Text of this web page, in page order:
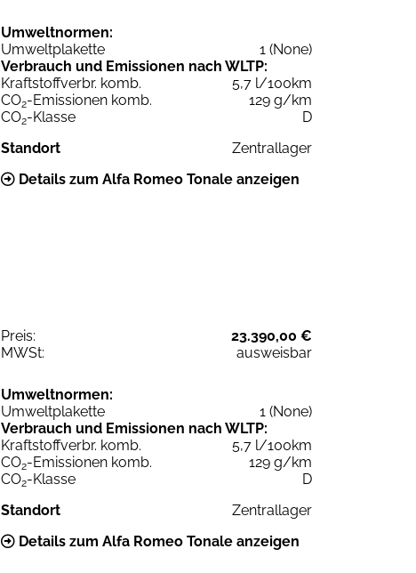
Umweltnormen:
Umweltplakette
1 (None)
Verbrauch und Emissionen nach WLTP:
Kraftstoffverbr. komb.
5,7 l/100km
CO2-Emissionen komb.
129 g/km
CO2-Klasse
D
Standort
Zentrallager
Details zum Alfa Romeo Tonale anzeigen
Preis:
23.390,00 €
MWSt:
ausweisbar
Umweltnormen:
Umweltplakette
1 (None)
Verbrauch und Emissionen nach WLTP:
Kraftstoffverbr. komb.
5,7 l/100km
CO2-Emissionen komb.
129 g/km
CO2-Klasse
D
Standort
Zentrallager
Details zum Alfa Romeo Tonale anzeigen